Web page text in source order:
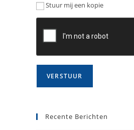
Stuur mij een kopie
Recente Berichten